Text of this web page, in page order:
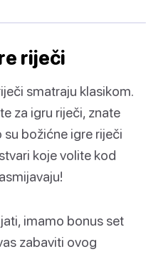
riječi
smatraju klasikom.
za igru riječi, znate
su božićne igre riječi
koje volite kod
imamo bonus set
zabaviti ovog